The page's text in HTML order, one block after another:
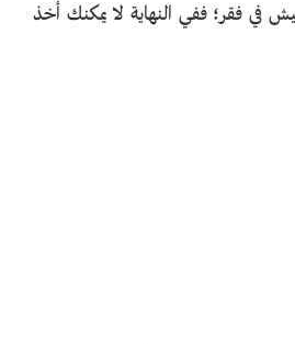
في فقر؛ ففي النهاية لا يمكنك أخذ